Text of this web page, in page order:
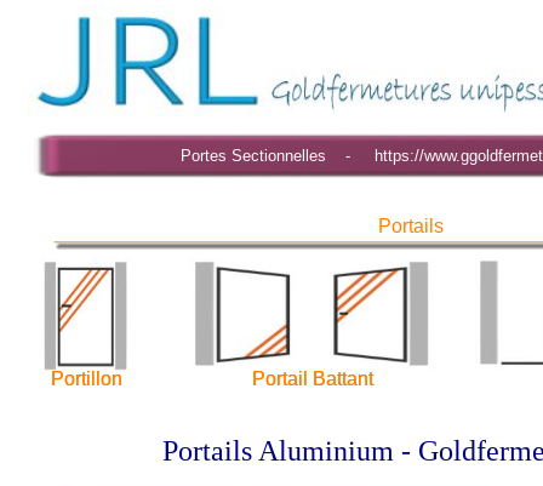
Portails
Portillon Portail Battant
Portillon Portail Battant
Portails Aluminium -
Portes Sectionnelles - https://